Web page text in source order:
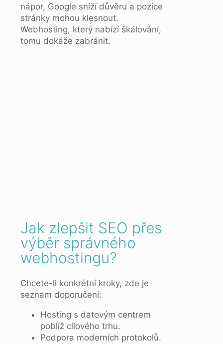
nápor, Google sníží důvěru a pozice
stránky mohou klesnout.
Webhosting, který nabízí škálování,
tomu dokáže zabránit.
Jak zlepšit SEO přes
výběr správného
webhostingu?
Chcete-li konkrétní kroky, zde je
seznam doporučení:
Hosting s datovým centrem
poblíž cílového trhu.
Podpora moderních protokolů.